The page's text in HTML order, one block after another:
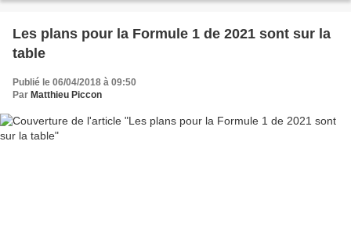
Les plans pour la Formule 1 de 2021 sont sur la
table
Publié le 06/04/2018 à 09:50
Par Matthieu Piccon